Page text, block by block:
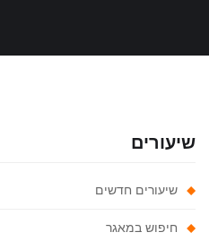
שיעורים חדשים
חיפוש במאגר